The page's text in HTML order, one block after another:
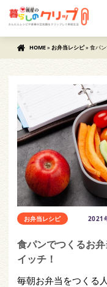
HOME» お弁当レシピ» 食パ
お弁当レシピ 2021
食パンでつくるお
イッチ！
毎朝お弁当をつくる